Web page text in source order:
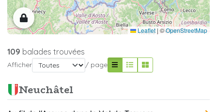
Leaflet | ©OpenStreetMap
109 balades trouvées
Afficher / page
Neuchâtel